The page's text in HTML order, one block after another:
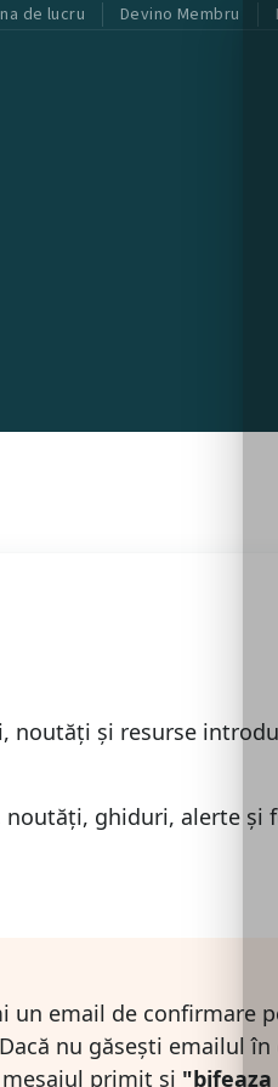
de lucru Devino Membru
noutăți și resurse
ghiduri, alerte și
email de confirmare
nu găsești emailul
primit si